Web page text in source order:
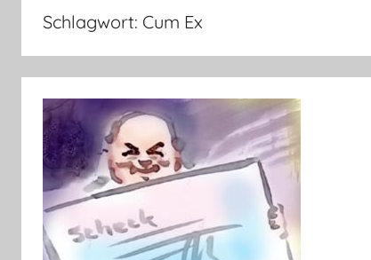
Schlagwort: Cum Ex